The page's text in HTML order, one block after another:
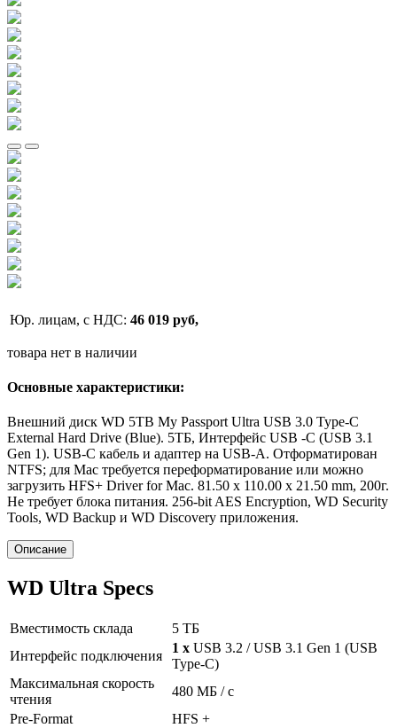
Юр. лицам, с НДС: 46 019 руб,
товара нет в наличии
Основные характеристики:
Внешний диск WD 5TB My Passport Ultra USB 3.0 Type-C
External Hard Drive (Blue). 5ТБ, Интерфейс USB -C (USB 3.1
Gen 1). USB-C кабель и адаптер на USB-A. Отформатирован
NTFS; для Mac требуется переформатирование или можно
загрузить HFS+ Driver for Mac. 81.50 x 110.00 x 21.50 mm, 200г.
Не требует блока питания. 256-bit AES Encryption, WD Security
Tools, WD Backup и WD Discovery приложения.
Описание
WD Ultra Specs
Вместимость склада
5 ТБ
Интерфейс подключения
1 х USB 3.2 / USB 3.1 Gen 1 (USB
Type-C)
Максимальная скорость
чтения
480 МБ / с
Pre-Format
HFS +